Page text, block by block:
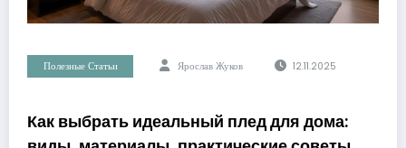
Полезные Статьи Ярослав Жуков 12.11.2025
Как выбрать идеальный плед для дома: